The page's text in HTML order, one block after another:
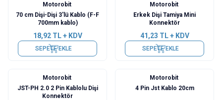
Motorobit
70 cm Dişi-Dişi 3'lü Kablo (F-F
700mm kablo)
18,92TL + KDV
SEPETE EKLE
Motorobit
Erkek Dişi Tamiya Mini
Konnektör
41,23 TL + KDV
SEPETE EKLE
Motorobit
JST-PH 2.0 2 Pin Kablolu Dişi
Konnektör
Motorobit
4 Pin Jst Kablo 20cm